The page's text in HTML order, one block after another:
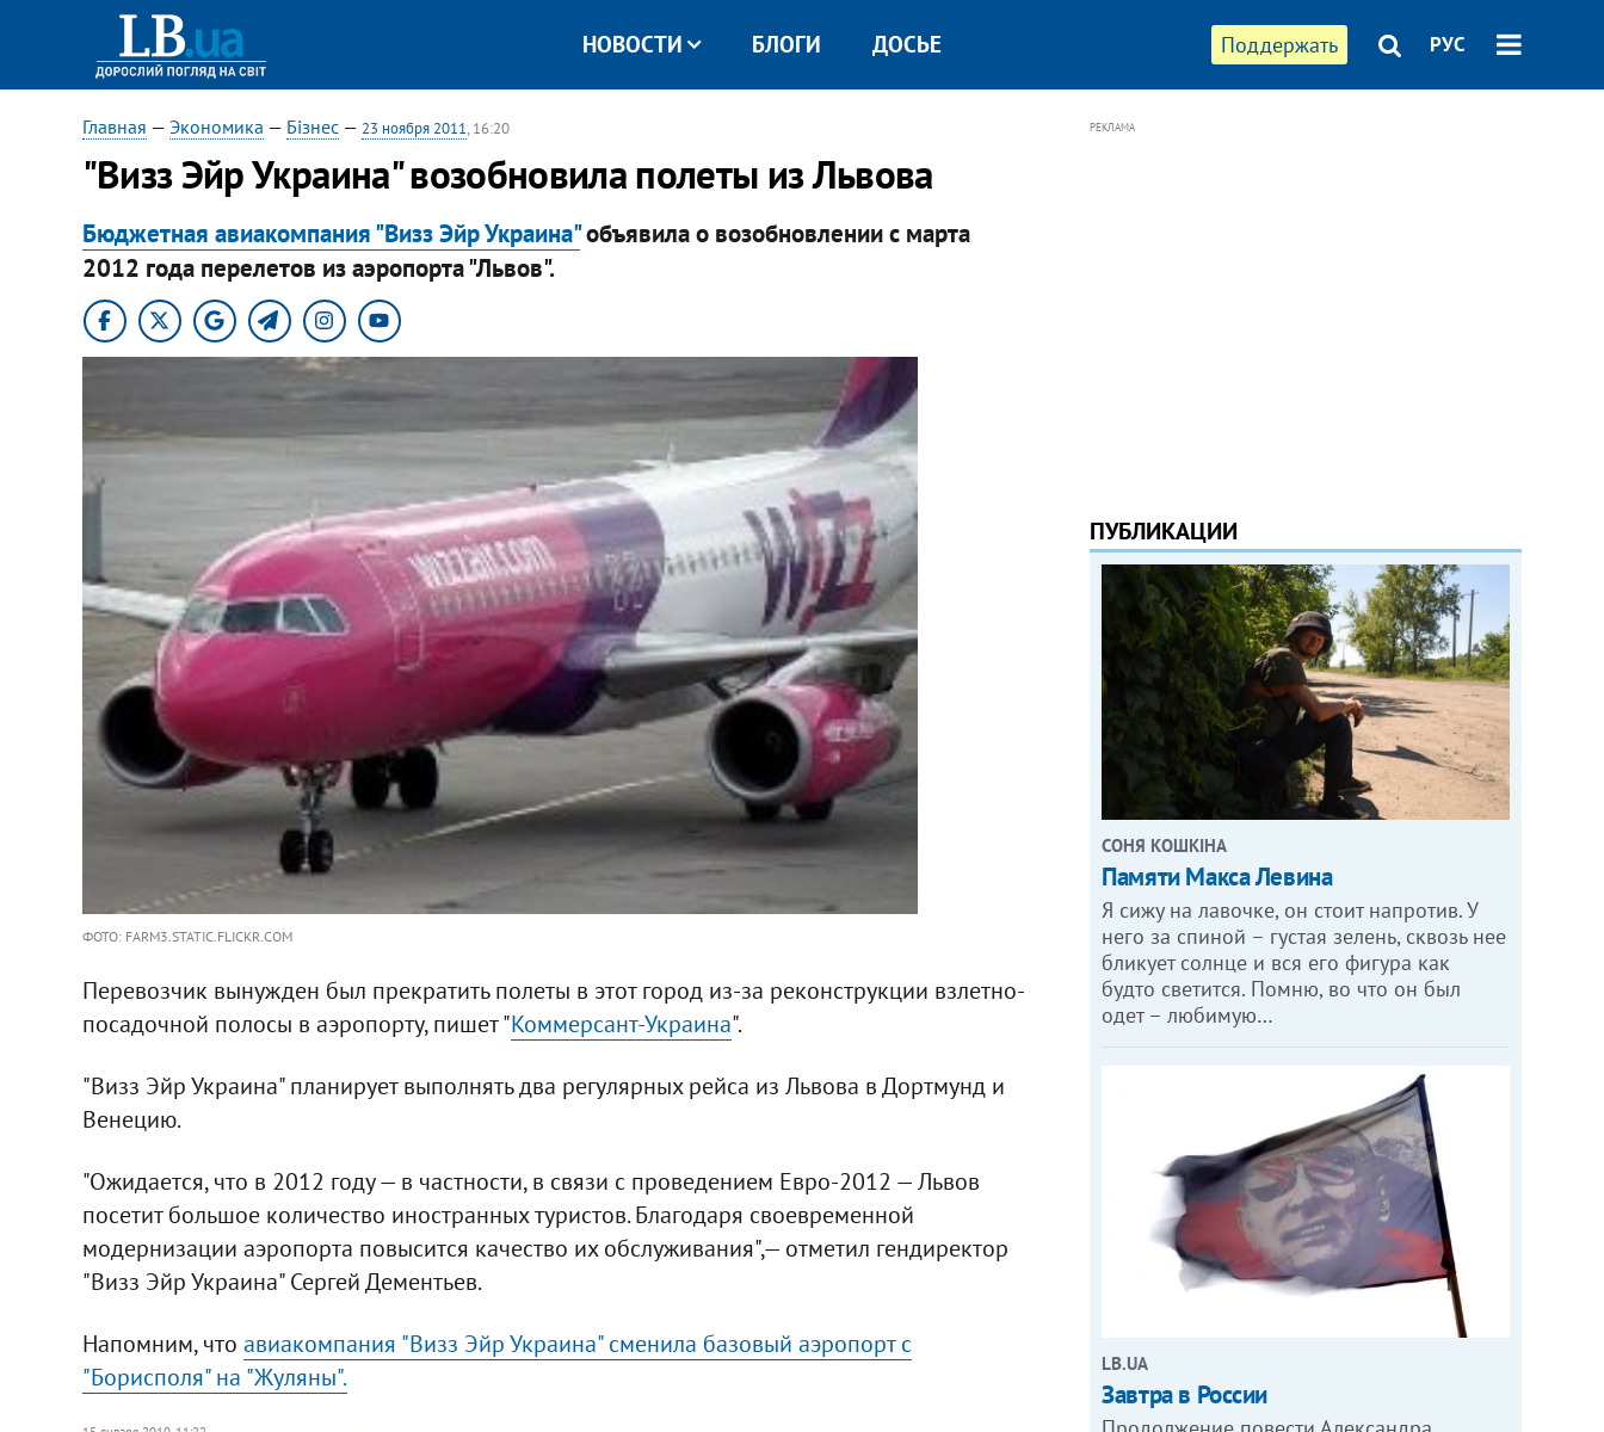
Поддержать РУС
НОВОСТИ БЛОГИ ДОСЬЕ
Главная — Экономика — Бізнес— 23 ноября 2011, 16:20
"Визз Эйр Украина" возобновила полеты из Львова
Бюджетная авиакомпания "Визз Эйр Украина"объявила о возобновлении с марта
2012 года перелетов из аэропорта "Львов".
ФОТО: FARM3.STATIC.FLICKR.COM
Перевозчик вынужден был прекратить полеты в этот город из-за реконструкции взлетно-
посадочной полосы в аэропорту, пишет "Коммерсант-Украина".
"Визз Эйр Украина" планирует выполнять два регулярных рейса из Львова в Дортмунд и
Венецию.
"Ожидается, что в 2012 году — в частности, в связи с проведением Евро-2012 — Львов
посетит большое количество иностранных туристов. Благодаря своевременной
модернизации аэропорта повысится качество их обслуживания",— отметил гендиректор
"Визз Эйр Украина" Сергей Дементьев.
Напомним, что авиакомпания "Визз Эйр Украина" сменила базовый аэропорт с
"Борисполя" на "Жуляны".
РЕКЛАМА
ПУБЛИКАЦИИ
СОНЯ КОШКІНА
Памяти Макса Левина
Я сижу на лавочке, он стоит напротив. У
него за спиной – густая зелень, сквозь нее
бликует солнце и вся его фигура как
будто светится. Помню, во что он был
одет – любимую…
LB.UA
Завтра в России